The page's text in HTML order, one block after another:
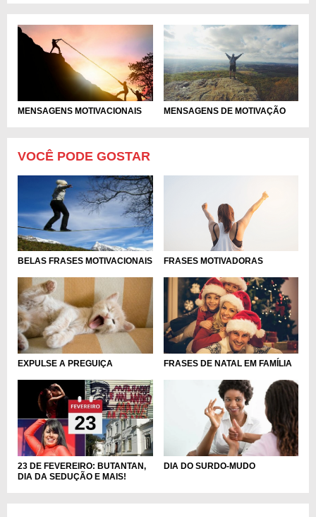
MENSAGENS MOTIVACIONAIS MENSAGENS DE MOTIVAÇÃO
VOCÊ PODE GOSTAR
BELAS FRASES MOTIVACIONAIS FRASES MOTIVADORAS
EXPULSE A PREGUIÇA FRASES DE NATAL EM FAMÍLIA
23 DE FEVEREIRO: BUTANTAN,
DIA DA SEDUÇÃO E MAIS!
DIA DO SURDO-MUDO